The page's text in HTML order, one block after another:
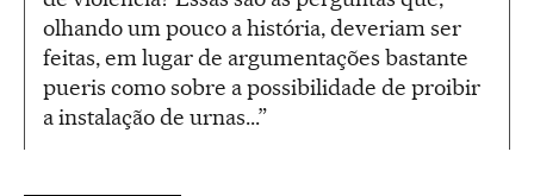
olhando um pouco a história, deveriam ser
feitas, em lugar de argumentações bastante
pueris como sobre a possibilidade de proibir
a instalação de urnas...”